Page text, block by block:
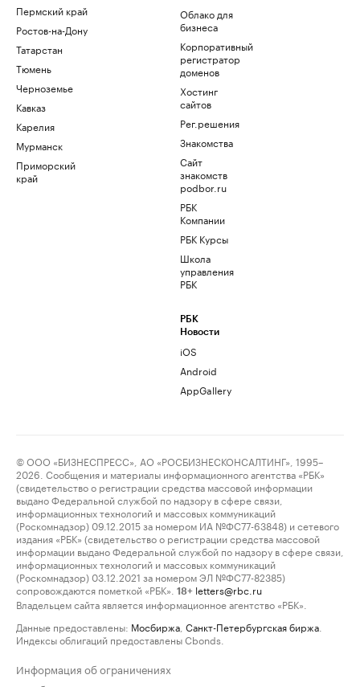
Пермский край
Ростов-на-Дону
Татарстан
Тюмень
Черноземье
Кавказ
Карелия
Мурманск
Приморский
край
Облако для
бизнеса
Корпоративный
регистратор
доменов
Хостинг
сайтов
Рег.решения
Знакомства
Сайт
знакомств
podbor.ru
РБК
Компании
РБК Курсы
Школа
управления
РБК
РБК
Новости
iOS
Android
AppGallery
© ООО «БИЗНЕСПРЕСС», АО «РОСБИЗНЕСКОНСАЛТИНГ», 1995–
2026. Сообщения и материалы информационного агентства «РБК»
(свидетельство о регистрации средства массовой информации
выдано Федеральной службой по надзору в сфере связи,
информационных технологий и массовых коммуникаций
(Роскомнадзор) 09.12.2015 за номером ИА №ФС77-63848) и сетевого
издания «РБК» (свидетельство о регистрации средства массовой
информации выдано Федеральной службой по надзору в сфере связи,
информационных технологий и массовых коммуникаций
(Роскомнадзор) 03.12.2021 за номером ЭЛ №ФС77-82385)
сопровождаются пометкой «РБК».
18+ letters@rbc.ru
Владельцем сайта является информационное агентство «РБК».
Данные предоставлены: Мосбиржа Санкт-Петербургская биржа
Индексы облигаций предоставлены Cbonds.
Информация об ограничениях